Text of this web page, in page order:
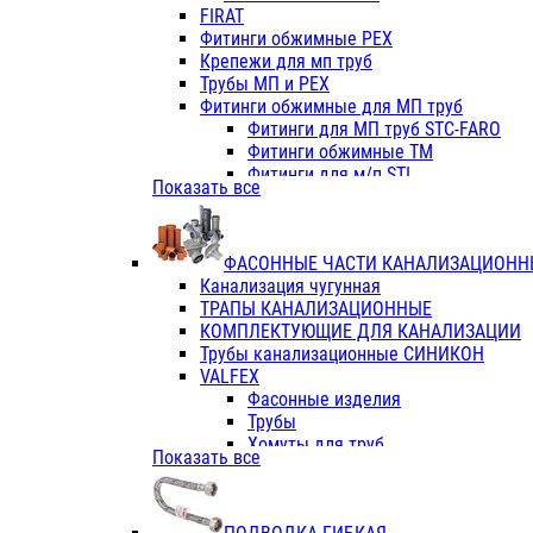
Фитинги ПП белые
Фитинги ПП белые
Фитинги ППс металл.белые
VALFEX
Трубы PE-RT
Трубы ПП водопровод белые
Трубы ПП водопровод серые
Трубы армированные
Трубы армированные
Фитинги с металл. серые
Фитинги ПП (серые)
Фитинги ПП белые
Краны
Фитинги ПП (белые)
Фитинги ПП с металлом белые
ПК КОНТУР
Краны полипропиленовые
Трубы полипропиленивые
FIRAT
Фитинги обжимные PEX
Крепежи для мп труб
Трубы МП и PEX
Фитинги обжимные для МП труб
Фитинги для МП труб STC-FARO
Фитинги обжимные ТМ
Фитинги для м/п STI
Фитинги для МП труб TITAN
TK
VALFEX
Показать все
ФАСОННЫЕ ЧАСТИ
Канализация чугунная
ТРАПЫ КАНАЛИЗАЦИОННЫЕ
КОМПЛЕКТУЮЩИЕ ДЛЯ КАНАЛИЗАЦИИ
Трубы канализационные СИНИКОН
VALFEX
Фасонные изделия
Трубы
Хомуты для труб
ПВХ (стройполимер)
Показать все